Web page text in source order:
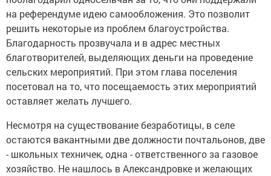
на референдуме идею самообложения. Это позволит
решить некоторые из проблем благоустройства.
Благодарность прозвучала и в адрес местных
благотворителей, выделяющих деньги на проведение
сельских мероприятий. При этом глава поселения
посетовал на то, что посещаемость этих мероприятий
оставляет желать лучшего.
Несмотря на существование безработицы, в селе
остаются вакантными две должности почтальонов, две
- школьных техничек, одна - ответственного за газовое
хозяйство. Не нашлось в Александровке и желающих